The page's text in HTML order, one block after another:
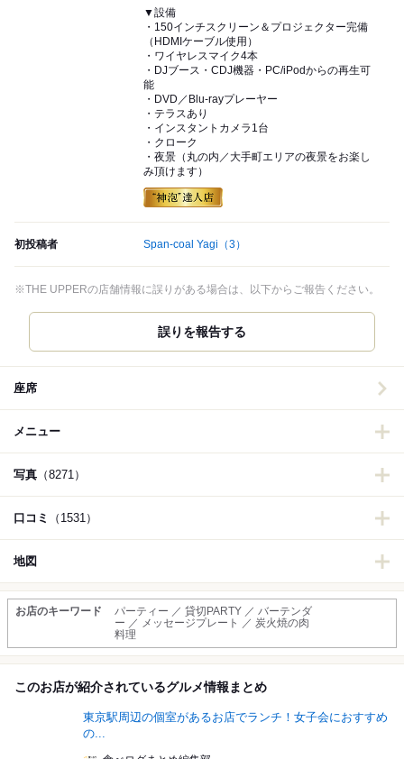
▼設備
・150インチスクリーン＆プロジェクター完備
（HDMIケーブル使用）
・ワイヤレスマイク4本
・DJブース・CDJ機器・PC/iPodからの再生可
能
・DVD／Blu-rayプレーヤー
・テラスあり
・インスタントカメラ1台
・クローク
・夜景（丸の内／大手町エリアの夜景をお楽し
み頂けます）
初投稿者 Span-coal Yagi （3）
※THE UPPERの店舗情報に誤りがある場合は、以下からご報告ください。
誤りを報告する
座席
メニュー
写真 （8271）
口コミ （1531）
地図
お店のキーワード
パーティー ／ 貸切PARTY ／ バーテンダ
ー ／ メッセージプレート ／ 炭火焼の肉
料理
このお店が紹介されているグルメ情報まとめ
東京駅周辺の個室があるお店でランチ！女子会におすすめ
の...